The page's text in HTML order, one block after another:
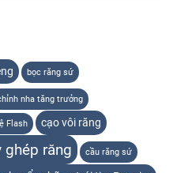
bọc răng sứ
nha tăng trưởng
Flash cạo vôi răng
ghép răng cầu răng sứ